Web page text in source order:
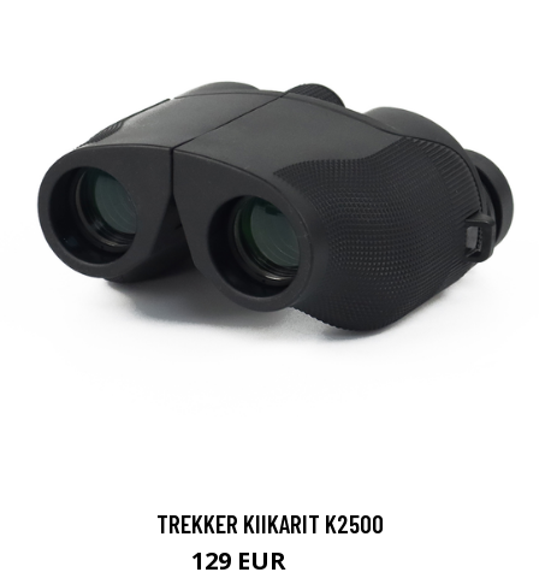
TREKKER KIIKARIT K2500
129 EUR